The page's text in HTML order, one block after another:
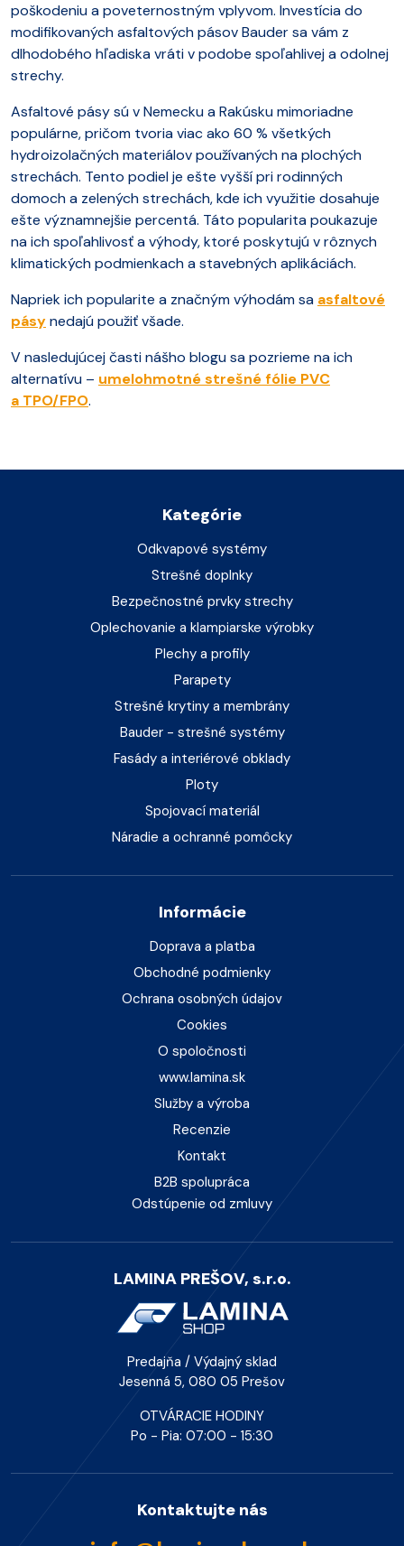
poškodeniu a poveternostným vplyvom. Investícia do
modifikovaných asfaltových pásov Bauder sa vám z
dlhodobého hľadiska vráti v podobe spoľahlivej a odolnej
strechy.
Asfaltové pásy sú v Nemecku a Rakúsku mimoriadne
populárne, pričom tvoria viac ako 60 % všetkých
hydroizolačných materiálov používaných na plochých
strechách. Tento podiel je ešte vyšší pri rodinných
domoch a zelených strechách, kde ich využitie dosahuje
ešte významnejšie percentá. Táto popularita poukazuje
na ich spoľahlivosť a výhody, ktoré poskytujú v rôznych
klimatických podmienkach a stavebných aplikáciách.
Napriek ich popularite a značným výhodám sa asfaltové
pásynedajú použiť všade.
V nasledujúcej časti nášho blogu sa pozrieme na ich
alternatívu – umelohmotné strešné fólie PVC
a TPO/FPO.
Kategórie
Odkvapové systémy
Strešné doplnky
Bezpečnostné prvky strechy
Oplechovanie a klampiarske výrobky
Plechy a profily
Parapety
Strešné krytiny a membrány
Bauder - strešné systémy
Fasády a interiérové obklady
Ploty
Spojovací materiál
Náradie a ochranné pomôcky
Informácie
Doprava a platba
Obchodné podmienky
Ochrana osobných údajov
Cookies
O spoločnosti
www.lamina.sk
Služby a výroba
Recenzie
Kontakt
B2B spolupráca
Odstúpenie od zmluvy
LAMINA PREŠOV, s.r.o.
Predajňa / Výdajný sklad
Jesenná 5, 080 05 Prešov
OTVÁRACIE HODINY
Po - Pia: 07:00 - 15:30
Kontaktujte nás